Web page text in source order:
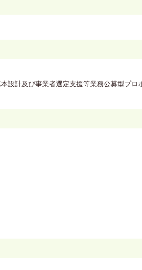
設計及び事業者選定支援等業務公募型プロ